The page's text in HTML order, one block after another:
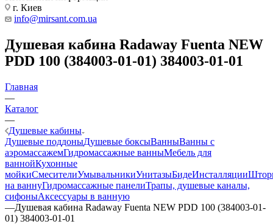
г. Киев
info@mirsant.com.ua
Душевая кабина Radaway Fuenta NEW
PDD 100 (384003-01-01) 384003-01-01
Главная
—
Каталог
—
Душевые кабины
Душевые поддоныДушевые боксыВанныВанны с
аэромассажемГидромассажные ванныМебель для
ваннойКухонные
мойкиСмесителиУмывальникиУнитазыБидеИнсталляции
на ваннуГидромассажные панелиТрапы, душевые каналы,
сифоныАксессуары в ванную
—Душевая кабина Radaway Fuenta NEW PDD 100 (384003-01-
01) 384003-01-01